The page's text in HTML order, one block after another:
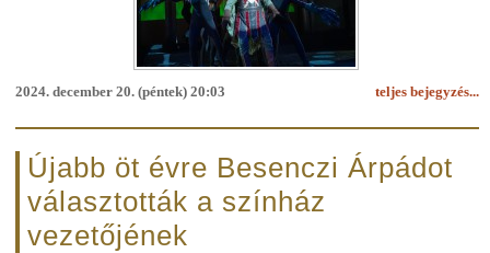
teljes bejegyzés...
2024. december 20. (péntek) 20:03
Újabb öt évre Besenczi Árpádot
választották a színház
vezetőjének